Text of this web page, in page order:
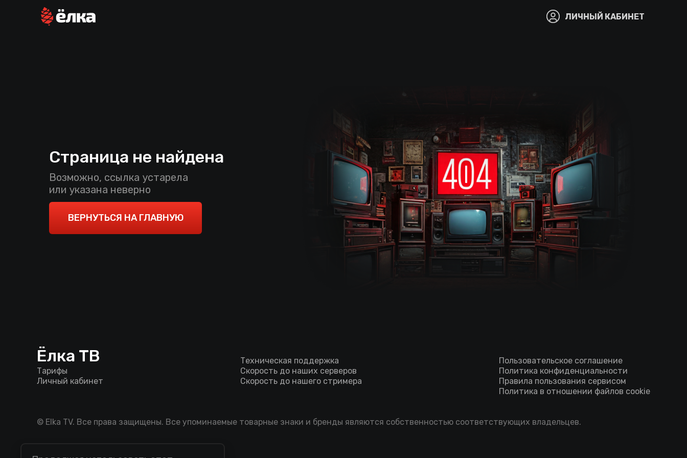
ЛИЧНЫЙ КАБИНЕТ
Страница не найдена
Возможно, ссылка устарела
или указана неверно
ВЕРНУТЬСЯ НА ГЛАВНУЮ
Ёлка ТВ
Тарифы
Личный кабинет
Техническая поддержка
Скорость до наших серверов
Скорость до нашего стримера
Пользовательское соглашение
Политика конфиденциальности
Правила пользования сервисом
Политика в отношении файлов cookie
© Elka TV. Все права защищены. Все упоминаемые товарные знаки и бренды являются собственностью соответствующих владельцев.